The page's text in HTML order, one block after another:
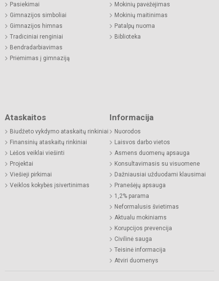
Pasiekimai
Gimnazijos simboliai
Gimnazijos himnas
Tradiciniai renginiai
Bendradarbiavimas
Priėmimas į gimnaziją
Mokinių pavėžėjimas
Mokinių maitinimas
Patalpų nuoma
Biblioteka
Ataskaitos
Biudžeto vykdymo ataskaitų rinkiniai
Finansinių ataskaitų rinkiniai
Lėšos veiklai viešinti
Projektai
Viešieji pirkimai
Veiklos kokybės įsivertinimas
Informacija
Nuorodos
Laisvos darbo vietos
Asmens duomenų apsauga
Konsultavimasis su visuomene
Dažniausiai užduodami klausimai
Pranešėjų apsauga
1,2% parama
Neformalusis švietimas
Aktualu mokiniams
Korupcijos prevencija
Civilinė sauga
Teisinė informacija
Atviri duomenys